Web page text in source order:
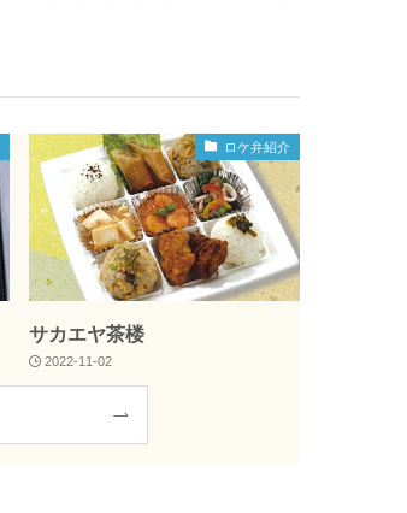
ロケ弁紹介
サカエヤ茶楼
2022-11-02